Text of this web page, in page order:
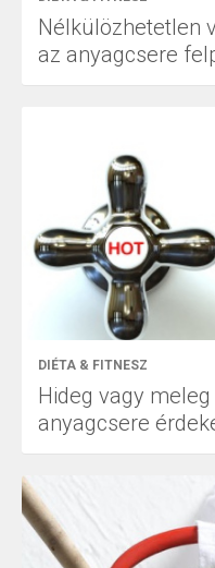
Nélkülözhetetlen
az anyagcsere
DIÉTA & FITNESZ
Hideg vagy
anyagcsere